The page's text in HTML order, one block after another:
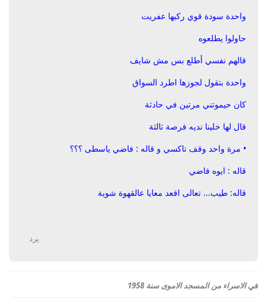
واحدة سودة قوي ركبها عفريت
حاولوا يطلعوه
قالهم نفسي أطلع بس مش شايف
واحدة بتقول لجوزها اطرد السواق
كان حيموتني مرتين في حادثة
قال لها خلينا نديه فرصة ثالثة
• مرة واحد وقف تاكسي و قاله : ‏فاضي ياسطى ؟؟؟
قاله : ‏ايوه فاضي
‏قاله: ‏طيب... تعالى اقعد معايا عالقهوة شوية
يرد
فيالاسراء من المسجد الاموى سنة 1958